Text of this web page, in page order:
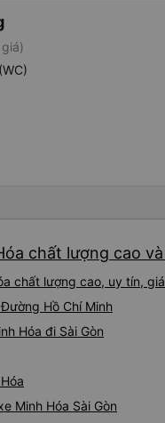
chất lượng cao
chất lượng cao, uy tín,
Hồ Chí Minh
Hóa đi Sài Gòn
Minh Hóa Sài Gòn